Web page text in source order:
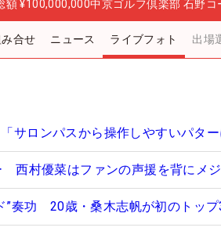
額 ¥100,000,000中京ゴルフ倶楽部 石野コ
合せ ニュース ライブフォト 出場
サロンパスから操作しやすいパター
西村優菜はファンの声援を背にメ
”奏功 20歳・桑木志帆が初のトップ